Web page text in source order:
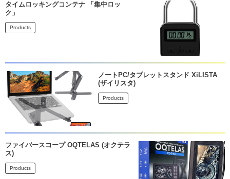
タイムロッキングコンテナ 「集中ロッ
ク」
Products
ノートPC/タブレットスタンド XiLISTA
(ザイリスタ)
Products
ファイバースコープ OQTELAS (オクテラ
ス)
Products